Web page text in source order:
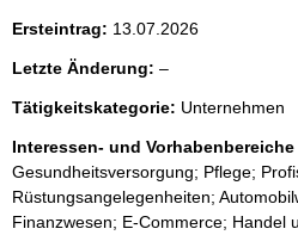
Ersteintrag: 13.07.2026
Letzte Änderung: –l
e
r
Tätigkeitskategorie: Unternehmen
Interessen- und Vorhabenbereiche
Gesundheitsversorgung; Pflege;
Rüstungsangelegenheiten;
Finanzwesen; E-Commerce; Handel